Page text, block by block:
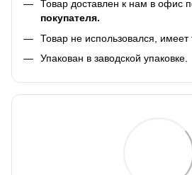
Товар доставлен к нам в офис
покупателя.
Товар не использовался, имеет
Упакован в заводской упаковке.